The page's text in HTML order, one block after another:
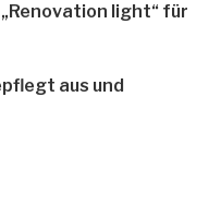
light“ für
aus und